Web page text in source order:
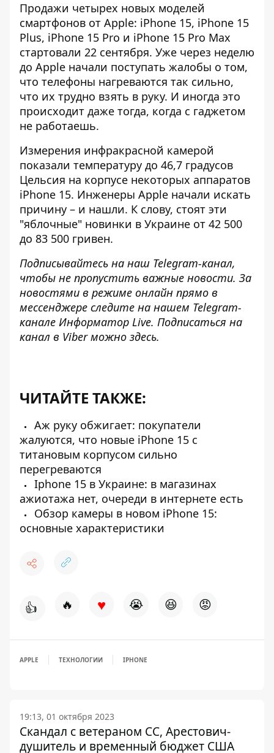
Продажи четырех новых моделей
смартфонов от Apple: iPhone 15, iPhone 15
Plus, iPhone 15 Pro и iPhone 15 Pro Max
стартовали 22 сентября. Уже через неделю
до Apple начали поступать жалобы о том,
что телефоны нагреваются так сильно,
что их трудно взять в руку. И иногда это
происходит даже тогда, когда с гаджетом
не работаешь.
Измерения инфракрасной камерой
показали температуру до 46,7 градусов
Цельсия на корпусе некоторых аппаратов
iPhone 15. Инженеры Apple начали искать
причину – и нашли. К слову, стоят эти
"яблочные" новинки в Украине от 42 500
до 83 500 гривен.
Подписывайтесь на наш Telegram-канал,
чтобы не пропустить важные новости. За
новостями в режиме онлайн прямо в
мессенджере следите на нашем Telegram-
канале Информатор Live. Подписаться на
канал в Viber можно здесь.
ЧИТАЙТЕ ТАКЖЕ:
Аж руку обжигает: покупатели
жалуются, что новые iPhone 15 с
титановым корпусом сильно
перегреваются
Iphone 15 в Украине: в магазинах
ажиотажа нет, очереди в интернете есть
Обзор камеры в новом iPhone 15:
основные характеристики
👍 🔥 ♥ 😭 😆 😡
APPLE ТЕХНОЛОГИИ IPHONE
19:13, 01 октября 2023
Скандал с ветераном СС, Арестович-
душитель и временный бюджет США